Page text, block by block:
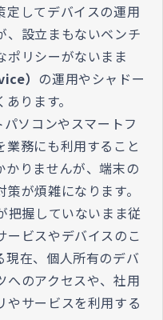
定してデバイスの運用
、設立まもないベンチ
ポリシーがないまま
） の運用やシャドー
ります。
ソコンやスマートフ
業務にも利用すること
かりませんが、端末の
が煩雑になります。
把握していないまま従
ービスやデバイスのこ
現在、個人所有のデバ
へのアクセスや、社用
やサービスを利用する